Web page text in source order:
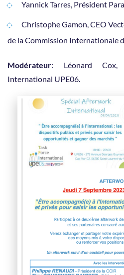
Yannick Tarres, Président
Christophe Gamon, CEO
de la Commission Internationale
Modérateur: Léonard Cox,
International UPE06.